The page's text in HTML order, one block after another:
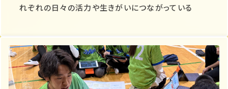
れぞれの日々の活力や生きがいにつながっている